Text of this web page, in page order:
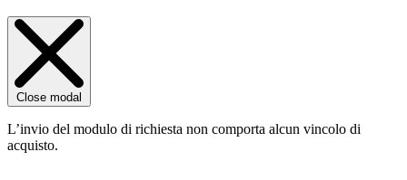
Close modal
L’invio del modulo di richiesta non comporta alcun vincolo di
acquisto.